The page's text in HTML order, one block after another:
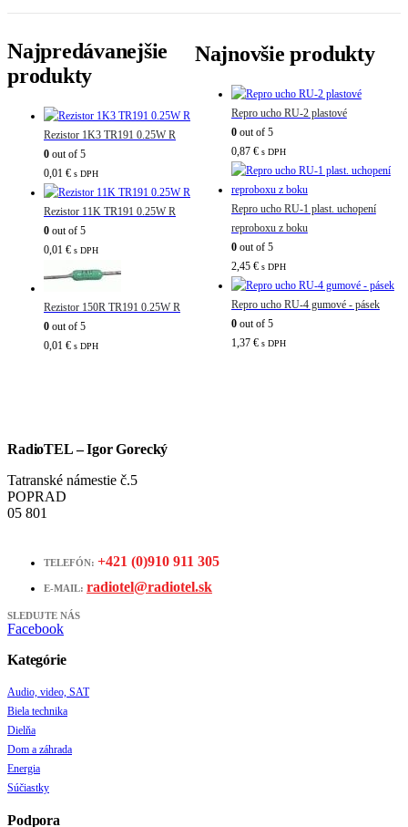
Najpredávanejšie
produkty
Rezistor 1K3 TR191 0.25W R
0 out of 5
0,01 € s DPH
Rezistor 11K TR191 0.25W R
0 out of 5
0,01 € s DPH
Rezistor 150R TR191 0.25W R
0 out of 5
0,01 € s DPH
Najnovšie produkty
Repro ucho RU-2 plastové
0out of 5
0,87 € s DPH
Repro ucho RU-1 plast. uchopení
reproboxu z boku
0out of 5
2,45 € s DPH
Repro ucho RU-4 gumové - pásek
0out of 5
1,37 € s DPH
RadioTEL – Igor Gorecký
Tatranské námestie č.5
POPRAD
05 801
TELEFÓN: +421 (0)910 911 305
E-MAIL: radiotel@radiotel.sk
SLEDUJTE NÁS
Facebook
Kategórie
Audio, video, SAT
Biela technika
Dielňa
Dom a záhrada
Energia
Súčiastky
Podpora